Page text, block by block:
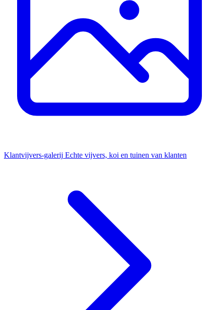
Klantvijvers-galerij Echte vijvers, koi en tuinen van klanten